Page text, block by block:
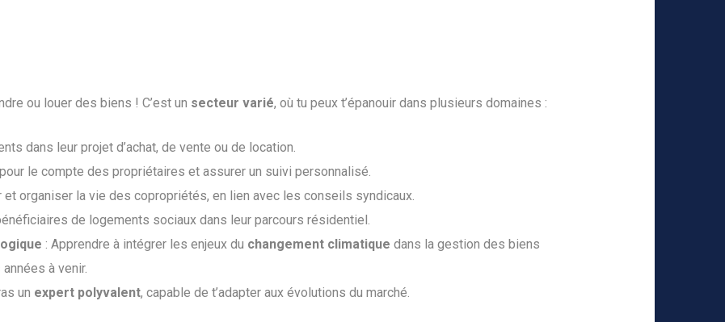
ou louer des biens ! C’est un secteur varié, où tu peux t’épanouir dans plusieurs domaines :
dans leur projet d’achat, de vente ou de location.
le compte des propriétaires et assurer un suivi personnalisé.
et organiser la vie des copropriétés, en lien avec les conseils syndicaux.
de logements sociaux dans leur parcours résidentiel.
: Apprendre à intégrer les enjeux du changement climatique dans la gestion des biens
à venir.
un expert polyvalent, capable de t’adapter aux évolutions du marché.